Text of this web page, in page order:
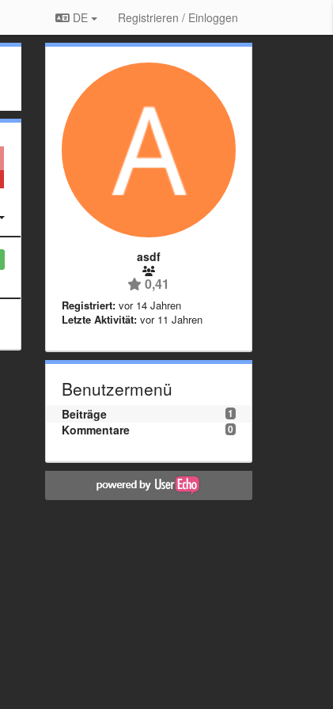
DE Registrieren / Einloggen
asdf
0,41
Registriert: vor 14 Jahren
Letzte Aktivität: vor 11 Jahren
Benutzermenü
1
Beiträge
0
Kommentare